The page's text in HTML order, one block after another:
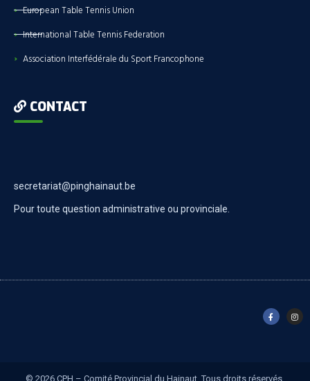
European Table Tennis Union
International Table Tennis Federation
Association Interfédérale du Sport Francophone
CONTACT
secretariat@pinghainaut.be
Pour toute question administrative ou provinciale.
© 2026 CPH – Comité Provincial du Hainaut. Tous droits réservés.